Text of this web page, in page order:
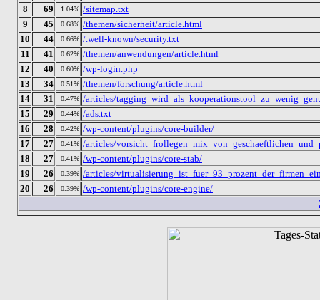
8
69 1.04% /sitemap.txt
9
45 0.68% /themen/sicherheit/article.html
10
44 0.66% /.well-known/security.txt
11
41 0.62% /themen/anwendungen/article.html
12
40 0.60% /wp-login.php
13
34 0.51% /themen/forschung/article.html
14
31 0.47% /articles/
15
29 0.44% /ads.txt
16
28 0.42% /wp-content/plugins/core-builder/
17
27 0.41% /articles/
18
27 0.41% /wp-content/plugins/core-stab/
19
26 0.39% /articles/
20
26 0.39% /wp-content/plugins/core-engine/